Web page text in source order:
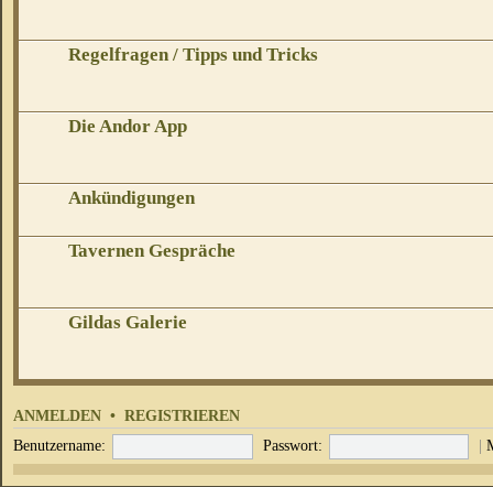
Regelfragen / Tipps und Tricks
Die Andor App
Ankündigungen
Tavernen Gespräche
Gildas Galerie
ANMELDEN • REGISTRIEREN
Benutzername: Passwort: |